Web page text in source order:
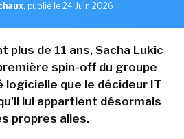
, publié le 24 Juin 2026
plus de 11 ans, Sacha Lukic
spin-off du groupe
logicielle que le décideur IT
lui appartient désormais
propres ailes.